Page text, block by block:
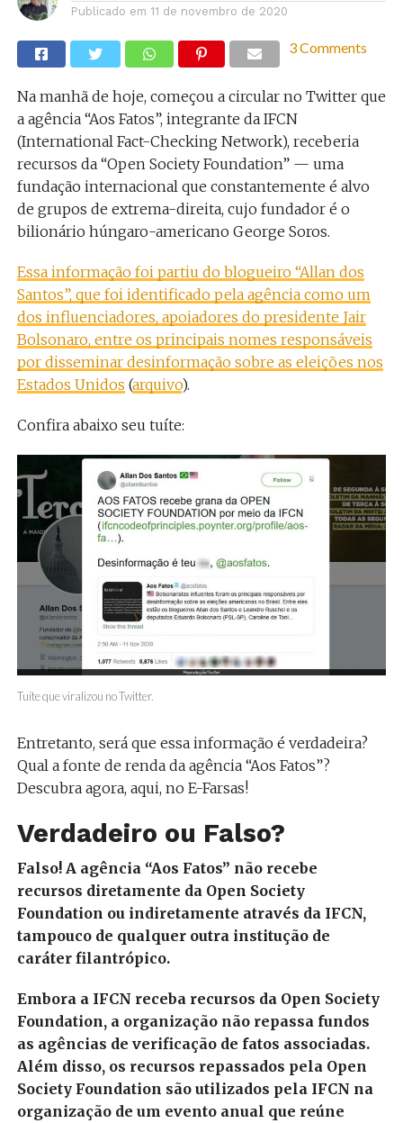
Publicado em 11 de novembro de 2020
3 Comments
Na manhã de hoje, começou a circular no Twitter que
a agência “Aos Fatos”, integrante da IFCN
(International Fact-Checking Network), receberia
recursos da “Open Society Foundation” — uma
fundação internacional que constantemente é alvo
de grupos de extrema-direita, cujo fundador é o
bilionário húngaro-americano George Soros.
Essa informação foi partiu do blogueiro “Allan dos
Santos”, que foi identificado pela agência como um
dos influenciadores, apoiadores do presidente Jair
Bolsonaro, entre os principais nomes responsáveis
por disseminar desinformação sobre as eleições nos
Estados Unidos (arquivo).
Confira abaixo seu tuíte:
Tuíte que viralizou no Twitter.
Entretanto, será que essa informação é verdadeira?
Qual a fonte de renda da agência “Aos Fatos”?
Descubra agora, aqui, no E-Farsas!
Verdadeiro ou Falso?
Falso! A agência “Aos Fatos” não recebe
recursos diretamente da Open Society
Foundation ou indiretamente através da IFCN,
tampouco de qualquer outra institução de
caráter filantrópico.
Embora a IFCN receba recursos da Open Society
Foundation, a organização não repassa fundos
as agências de verificação de fatos associadas.
Além disso, os recursos repassados pela Open
Society Foundation são utilizados pela IFCN na
organização de um evento anual que reúne